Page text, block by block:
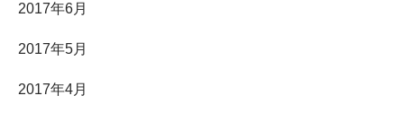
2017年6月
2017年5月
2017年4月